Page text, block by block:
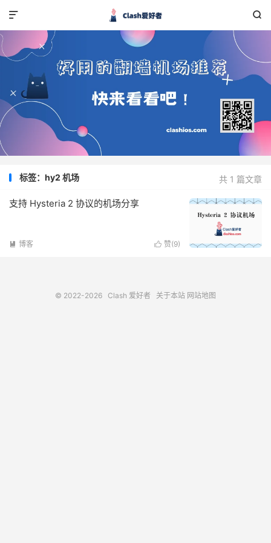


共 1 篇文章
标签：hy2 机场
支持 Hysteria 2 协议的机场分享
 赞(9)
 博客
© 2022-2026 Clash 爱好者 关于本站 网站地图